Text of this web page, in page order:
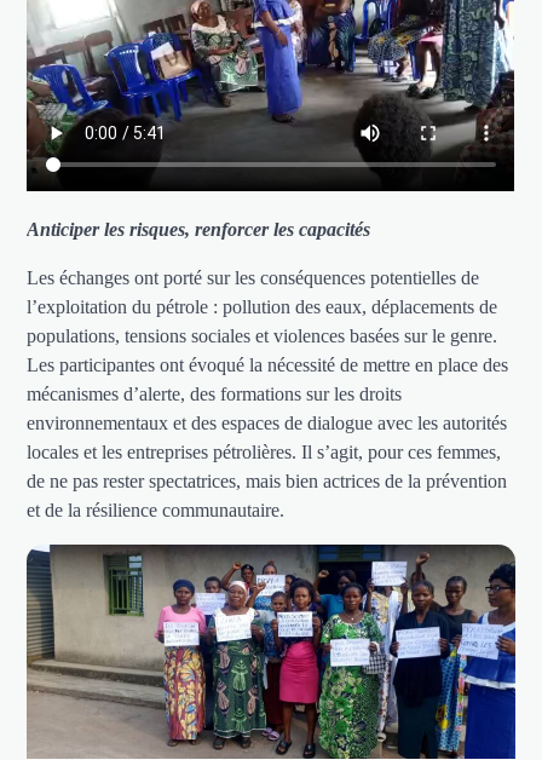
Anticiper les risques, renforcer les capacités
Les échanges ont porté sur les conséquences potentielles de
l’exploitation du pétrole : pollution des eaux, déplacements de
populations, tensions sociales et violences basées sur le genre.
Les participantes ont évoqué la nécessité de mettre en place des
mécanismes d’alerte, des formations sur les droits
environnementaux et des espaces de dialogue avec les autorités
locales et les entreprises pétrolières. Il s’agit, pour ces femmes,
de ne pas rester spectatrices, mais bien actrices de la prévention
et de la résilience communautaire.